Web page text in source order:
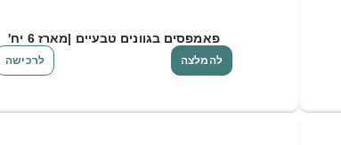
פאמפסים בגוונים טבעיים |מארז 6 יח'
להמלצה לרכישה